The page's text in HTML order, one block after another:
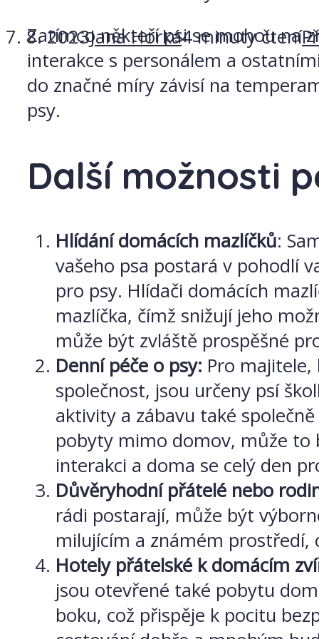
7. 8. 2023Jana Horká4 minuty čtení
Zatímco někteří psi se mohou na
interakce s personálem a
do značné míry závisí na
psy.
Další možnosti
Hlídání domácích mazlíčků:
vašeho psa postará v pohodlí
pro psy. Hlídači domácích
mazlíčka, čímž snižují jeho
může být zvláště prospěšné
Denní péče o psy: Pro
společnost, jsou určeny psí
aktivity a zábavu také
pobyty mimo domov, může to
interakci a doma se celý den
Důvěryhodní přátelé nebo
rádi postarají, může být
milujícím a známém prostředí,
Hotely přátelské k domácím
jsou otevřené také pobytu
boku, což přispěje k pocitu